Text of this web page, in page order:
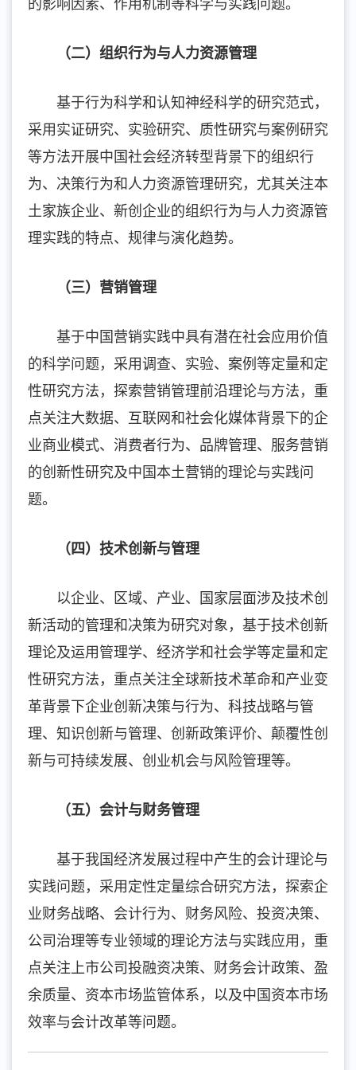
的影响因素、作用机制等科学与实践问题。
（二）组织行为与人力资源管理
基于行为科学和认知神经科学的研究范式，
采用实证研究、实验研究、质性研究与案例研究
等方法开展中国社会经济转型背景下的组织行
为、决策行为和人力资源管理研究，尤其关注本
土家族企业、新创企业的组织行为与人力资源管
理实践的特点、规律与演化趋势。
（三）营销管理
基于中国营销实践中具有潜在社会应用价值
的科学问题，采用调查、实验、案例等定量和定
性研究方法，探索营销管理前沿理论与方法，重
点关注大数据、互联网和社会化媒体背景下的企
业商业模式、消费者行为、品牌管理、服务营销
的创新性研究及中国本土营销的理论与实践问
题。
（四）技术创新与管理
以企业、区域、产业、国家层面涉及技术创
新活动的管理和决策为研究对象，基于技术创新
理论及运用管理学、经济学和社会学等定量和定
性研究方法，重点关注全球新技术革命和产业变
革背景下企业创新决策与行为、科技战略与管
理、知识创新与管理、创新政策评价、颠覆性创
新与可持续发展、创业机会与风险管理等。
（五）会计与财务管理
基于我国经济发展过程中产生的会计理论与
实践问题，采用定性定量综合研究方法，探索企
业财务战略、会计行为、财务风险、投资决策、
公司治理等专业领域的理论方法与实践应用，重
点关注上市公司投融资决策、财务会计政策、盈
余质量、资本市场监管体系，以及中国资本市场
效率与会计改革等问题。